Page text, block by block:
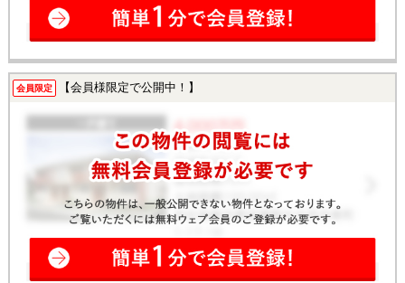
会員限定 【会員様限定で公開中！】